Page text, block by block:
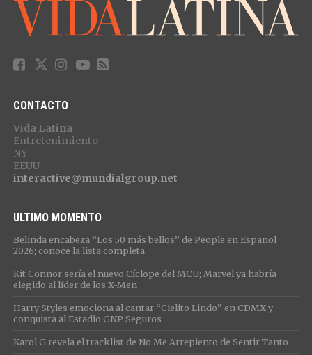
CONTACTO
Vida Latina
Entretenimiento
NY
EEUU
interactive@mundialgroup.net
ULTIMO MOMENTO
Belinda encabeza “Los 50 más bellos” de People en Español
2026; conoce la lista completa
Kit Connor sería el nuevo Cíclope del MCU; Marvel ya habría
elegido al líder de los X-Men
Harry Styles emociona al cantar “Cielito Lindo” en CDMX y
conquista al Estadio GNP Seguros
Karol G revela el tracklist de No Me Arrepiento de Sentir Tanto